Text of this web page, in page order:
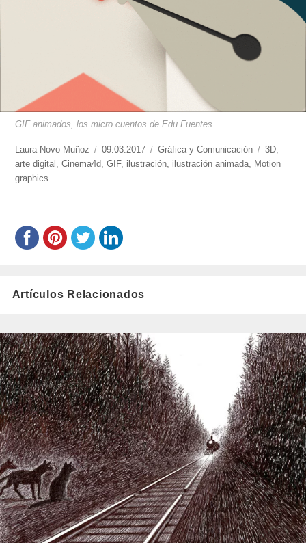
GIF animados, los micro cuentos de Edu Fuentes
https://www.experimenta.es/author/laura-
novo-
munoz/
Laura Novo Muñoz
Publicado
el
09.03.2017 Categorías
Gráfica y Comunicación Etiquetas
3D
arte digital
,Cinema4d ,GIF, ilustración ilustración animada
Motion
graphics
Artículos Relacionados